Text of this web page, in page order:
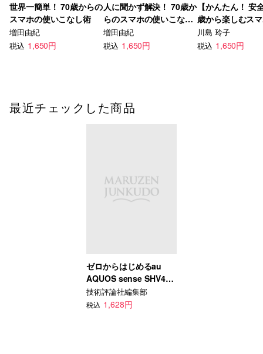
世界一簡単！ 70歳からの
スマホの使いこなし術
増田由紀
税込 1,650円
人に聞かず解決！ 70歳か
らのスマホの使いこなし
術２
増田由紀
税込 1,650円
【かんたん！ 安
歳から楽しむス
い方
川島 玲子
税込 1,650円
最近チェックした商品
ゼロからはじめるau
AQUOS sense SHV40
R compact SHV41
sense/R compactスマ
技術評論社編集部
税込 1,628円